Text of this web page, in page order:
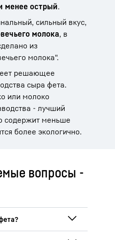
менее острый.
сильный вкус,
молока, в
из
молока".
решающее
сыра фета.
или молоко
- лучший
содержит меньше
более экологично.
вопросы -